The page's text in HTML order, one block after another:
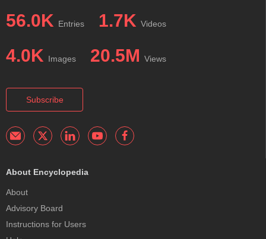
56.0K Entries 1.7K Videos
4.0K Images 20.5M Views
Subscribe
About Encyclopedia
About
Advisory Board
Instructions for Users